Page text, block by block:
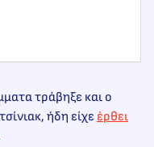
τράβηξε και ο
ήδη είχε έρθει